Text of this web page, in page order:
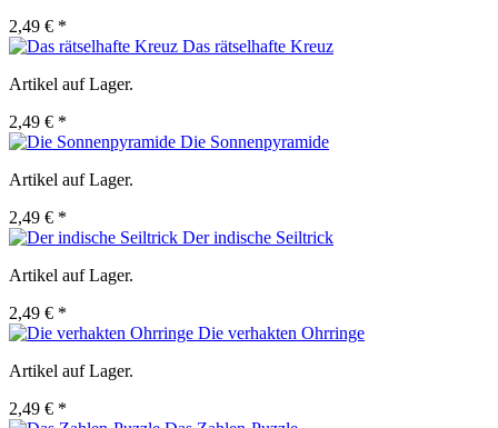
2,49 € *
Das rätselhafte Kreuz
Artikel auf Lager.
2,49 € *
Die Sonnenpyramide
Artikel auf Lager.
2,49 € *
Der indische Seiltrick
Artikel auf Lager.
2,49 € *
Die verhakten Ohrringe
Artikel auf Lager.
2,49 € *